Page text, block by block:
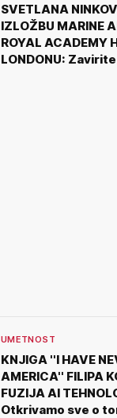
SVETLANA
IZLOŽBU MARINE
ROYAL ACADEMY
LONDONU:
UMETNOST
KNJIGA ''I HAVE
AMERICA'' FILIPA
FUZIJA AI
Otkrivamo sve o